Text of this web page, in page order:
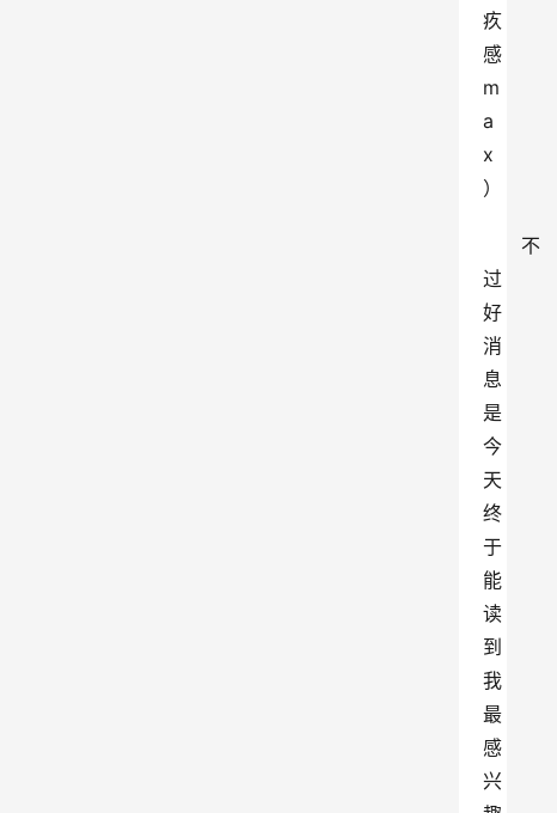
疚
感
m
a
x
）
不
过
好
消
息
是
今
天
终
于
能
读
到
我
最
感
兴